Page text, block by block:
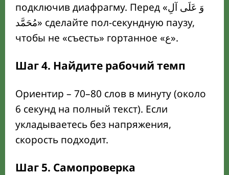
подключив диафрагму. Перед «وَ عَلَى آلِ
مُحَمَّد» сделайте пол-секундную паузу,
чтобы не «съесть» гортанное «ع».
Шаг 4. Найдите рабочий темп
Ориентир – 70–80 слов в минуту (около
6 секунд на полный текст). Если
укладываетесь без напряжения,
скорость подходит.
Шаг 5. Самопроверка